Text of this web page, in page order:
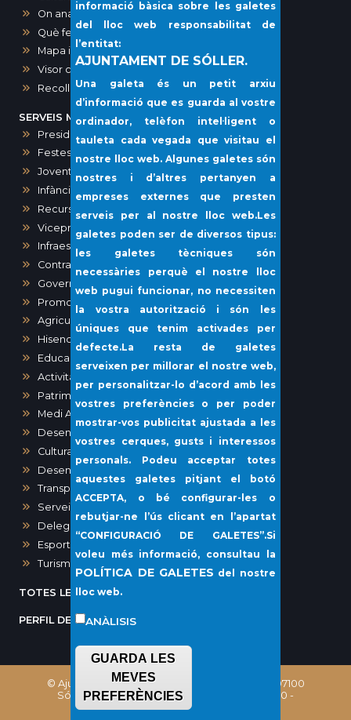
On anar?
Què fer?
Mapa interactiu dels comerços de Sóller
Visor cartogràfic (IDE)
Recollida porta a porta i voluminosos
SERVEIS MUNICIPALS
Presidència, Comunicació, Premsa i Protocol
Festes
Joventut
Infància i Igualtat
Recursos humans
Vicepresidència i Administració General
Infraestructures i Vies Públiques
Contractació
Governació
Promoció Econòmica
Agricultura, Ramaderia, Pesca
Hisenda
Educació
Activitats, Obres i Urbanisme
Patrimoni
Medi Ambient
Desenvolupament urbà
Cultura
Desenvolupament local i Sanitat
Transparència i Participació Ciutadana
Serveis Socials i Gent Gran
Delegació del Port de Sóller
Esports
Turisme
TOTES LES NOTÍCIES
PERFIL DEL CONTRACTANT
© Ajuntament de Sóller, Plaça Constitució, 1 - 07100
Sóller (Illes Balears) Telèfon: (+34) 971 63 02 00 -
CIF: P0706100E
informació bàsica sobre les galetes
del lloc web responsabilitat de
l’entitat:
AJUNTAMENT DE SÓLLER.
Una galeta és un petit arxiu
d’informació que es guarda al vostre
ordinador, telèfon intel·ligent o
tauleta cada vegada que visitau el
nostre lloc web. Algunes galetes són
nostres i d’altres pertanyen a
empreses externes que presten
serveis per al nostre lloc web.Les
galetes poden ser de diversos tipus:
les galetes tècniques són
necessàries perquè el nostre lloc
web pugui funcionar, no necessiten
la vostra autorització i són les
úniques que tenim activades per
defecte.La resta de galetes
serveixen per millorar el nostre web,
per personalitzar-lo d’acord amb les
vostres preferències o per poder
mostrar-vos publicitat ajustada a les
vostres cerques, gusts i interessos
personals. Podeu acceptar totes
aquestes galetes pitjant el botó
ACCEPTA, o bé configurar-les o
rebutjar-ne l’ús clicant en l’apartat
“CONFIGURACIÓ DE GALETES”.Si
voleu més informació, consultau la
POLÍTICA DE GALETES del nostre
lloc web.
ANÀLISIS
GUARDA LES
MEVES
PREFERÈNCIES